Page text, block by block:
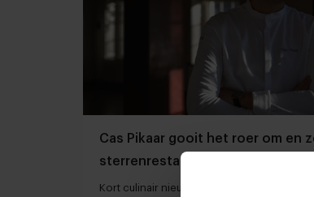
Cas Pikaar gooit het roer om en
sterrenrestaurant te koop
Kort culinair nieuws: Verhuizing The Jane**